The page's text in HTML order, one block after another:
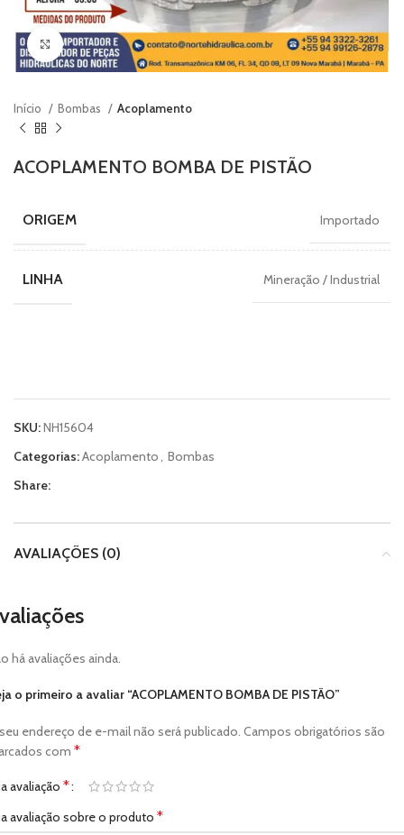
Clique para ampliar
Início Bombas Acoplamento
ACOPLAMENTO BOMBA DE PISTÃO
ORIGEM Importado
LINHA Mineração / Industrial
SKU:NH15604
Categorias:Acoplamento, Bombas
Share:
AVALIAÇÕES (0)
há avaliações ainda.
o primeiro a avaliar “ACOPLAMENTO BOMBA DE PISTÃO”
endereço de e-mail não será publicado. Campos obrigatórios são
com *
avaliação *
avaliação sobre o produto *